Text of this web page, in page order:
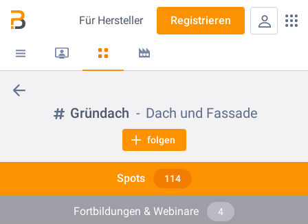
Für Hersteller Registrieren
Gründach Dach und Fassade
folgen
Spots 114
Fortbildungen & Webinare 4